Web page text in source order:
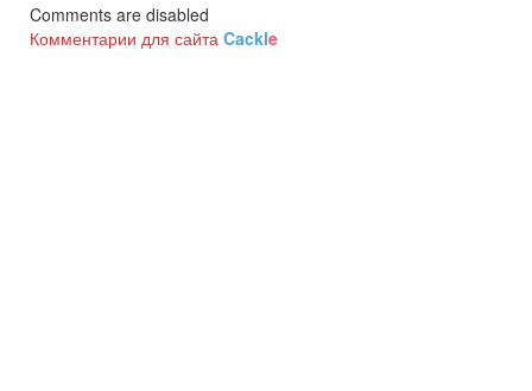
Comments are disabled
Комментарии для сайта Cackle